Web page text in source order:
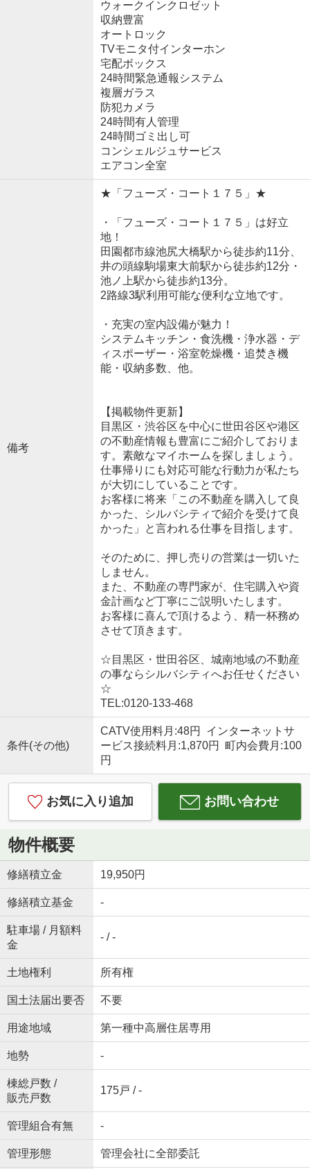
ウォークインクロゼット
収納豊富
オートロック
TVモニタ付インターホン
宅配ボックス
24時間緊急通報システム
複層ガラス
防犯カメラ
24時間有人管理
24時間ゴミ出し可
コンシェルジュサービス
エアコン全室
備考
★「フューズ・コート１７５」★
・「フューズ・コート１７５」は好立
地！
田園都市線池尻大橋駅から徒歩約11分、
井の頭線駒場東大前駅から徒歩約12分・
池ノ上駅から徒歩約13分。
2路線3駅利用可能な便利な立地です。
・充実の室内設備が魅力！
システムキッチン・食洗機・浄水器・デ
ィスポーザー・浴室乾燥機・追焚き機
能・収納多数、他。
【掲載物件更新】
目黒区・渋谷区を中心に世田谷区や港区
の不動産情報も豊富にご紹介しておりま
す。素敵なマイホームを探しましょう。
仕事帰りにも対応可能な行動力が私たち
が大切にしていることです。
お客様に将来「この不動産を購入して良
かった、シルバシティで紹介を受けて良
かった」と言われる仕事を目指します。
そのために、押し売りの営業は一切いた
しません。
また、不動産の専門家が、住宅購入や資
金計画など丁寧にご説明いたします。
お客様に喜んで頂けるよう、精一杯務め
させて頂きます。
☆目黒区・世田谷区、城南地域の不動産
の事ならシルバシティへお任せください
☆
TEL:0120-133-468
条件(その他)
CATV使用料月:48円 インターネットサ
ービス接続料月:1,870円 町内会費月:100
円
お気に入り追加 お問い合わせ
物件概要
修繕積立金 19,950円
修繕積立基金 -
駐車場 / 月額料
金
- / -
土地権利 所有権
国土法届出要否 不要
用途地域 第一種中高層住居専用
地勢 -
棟総戸数 /
販売戸数
175戸 / -
管理組合有無 -
管理形態 管理会社に全部委託